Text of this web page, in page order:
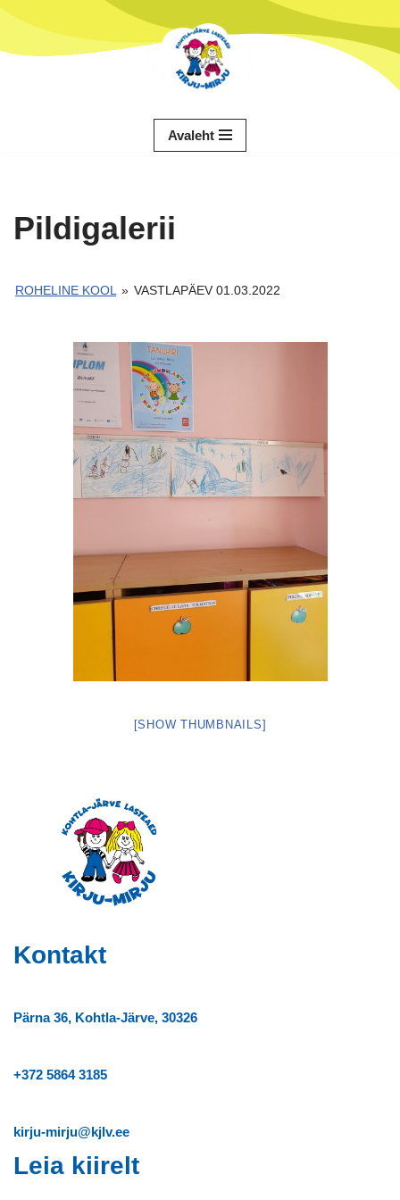
Avaleht
Pildigalerii
ROHELINE KOOL » VASTLAPÄEV 01.03.2022
[SHOW THUMBNAILS]
Kontakt
Pärna 36, Kohtla-Järve, 30326
+372 5864 3185
kirju-mirju@kjlv.ee
Leia kiirelt